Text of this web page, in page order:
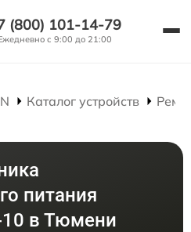
(800) 101-14-79
с 9:00 до 21:00
Каталог устройств
питания
10 в Тюмени